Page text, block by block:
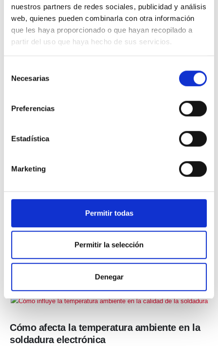
nuestros partners de redes sociales, publicidad y análisis
web, quienes pueden combinarla con otra información
que les haya proporcionado o que hayan recopilado a
partir del uso que haya hecho de sus servicios.
Necesarias
Preferencias
Estadística
Marketing
Permitir todas
Permitir la selección
Denegar
con plomo y uno...
Dos carretes, dos épocas, un mismo
EQUIPO BROQUETAS
experiencia en el mundo de la fundición de metales no férricos,
transformando estaño, plomo, plata y cobre para múltiples industrias.
Llobregat, muchos recordareis este carrete de nuestra marca Brofil Ag
3,5 para fontanería. El jefe de producción era el padre del actual
Cómo afecta la temperatura ambiente en la
soldadura electrónica